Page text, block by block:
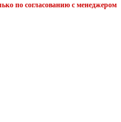
по согласованию с менеджером